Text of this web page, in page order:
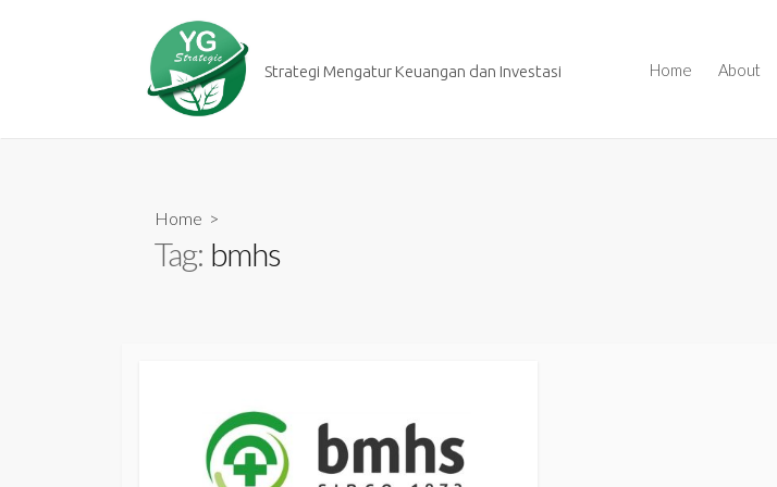
Strategi Mengatur Keuangan dan Investasi Home About
Home >
Tag: bmhs